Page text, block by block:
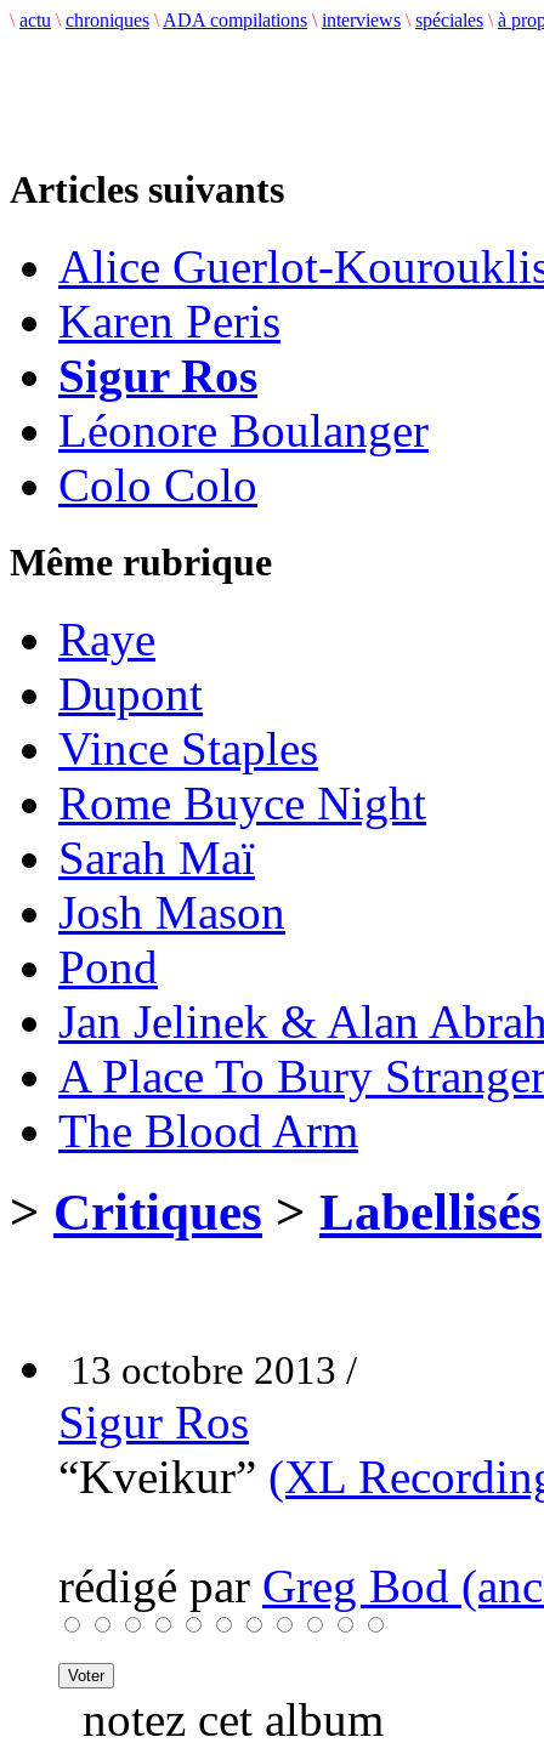
\ actu \ chroniques \ ADA compilations \ interviews \ spéciales \ à
Articles suivants
Alice Guerlot-
Karen Peris
Sigur Ros
Léonore Boulanger
Colo Colo
Même rubrique
Raye
Dupont
Vince Staples
Rome Buyce Night
Sarah Maï
Josh Mason
Pond
Jan Jelinek & Alan
A Place To Bury
The Blood Arm
> Critiques > Labellisés
13 octobre 2013 /
Sigur Ros
“Kveikur” (XL
rédigé par Greg Bod
notez cet album